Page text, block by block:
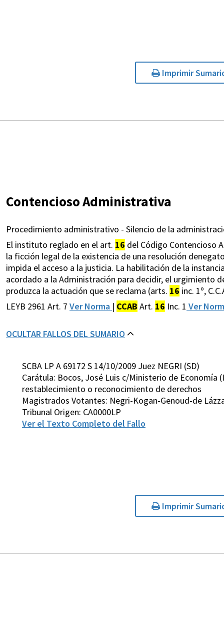
Imprimir
Contencioso Administrativa
Procedimiento administrativo - Silencio de la
El instituto reglado en el art. 16 del Código Contencioso
la ficción legal de la existencia de una resolución
impida el acceso a la justicia. La habilitación de la
acordado a la Administración para decidir, el urgimiento
produzca la actuación que se reclama (arts. 16 inc. 1º,
LEYB 2961 Art. 7 Ver Norma | CCAB Art. 16 Inc. 1 Ver
OCULTAR FALLOS DEL SUMARIO
SCBA LP A 69172 S 14/10/2009 Juez NEGRI (SD)
Carátula: Bocos, José Luis c/Ministerio de
restablecimiento o reconocimiento de derechos
Magistrados Votantes: Negri-Kogan-Genoud-de
Tribunal Origen: CA0000LP
Ver el Texto Completo del Fallo
Imprimir